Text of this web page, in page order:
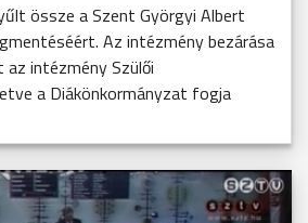
össze a Szent Györgyi Albert
Az intézmény bezárása
intézmény Szülői
a Diákönkormányzat fogja